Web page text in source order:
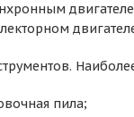
пила;